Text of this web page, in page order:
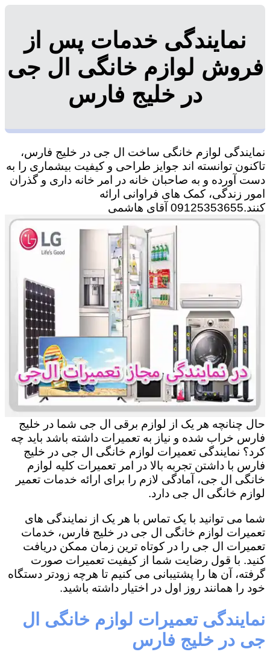
نمایندگی خدمات پس از
فروش لوازم خانگی ال جی
در خلیج فارس
نمایندگی لوازم خانگی ساخت ال جی در خلیج فارس،
تاکنون توانسته اند جوایز طراحی و کیفیت بیشماری را به
دست آورده و به صاحبان خانه در امر خانه داری و گذران
امور زندگی، کمک های فراوانی ارائه
کنند.09125353655 آقای هاشمی
حال چنانچه هر یک از لوازم برقی ال جی شما در خلیج
فارس خراب شده و نیاز به تعمیرات داشته باشد باید چه
کرد؟ نمایندگی تعمیرات لوازم خانگی ال جی در خلیج
فارس با داشتن تجربه بالا در امر تعمیرات کلیه لوازم
خانگی ال جی، آمادگی لازم را برای ارائه خدمات تعمیر
لوازم خانگی ال جی دارد.
شما می توانید با یک تماس با هر یک از نمایندگی های
تعمیرات لوازم خانگی ال جی در خلیج فارس، خدمات
تعمیرات ال جی را در کوتاه ترین زمان ممکن دریافت
کنید. با قول رضایت شما از کیفیت تعمیرات صورت
گرفته، آن ها را پشتیبانی می کنیم تا هرچه زودتر دستگاه
خود را همانند روز اول در اختیار داشته باشید.
نمایندگی تعمیرات لوازم خانگی ال
جی در خلیج فارس